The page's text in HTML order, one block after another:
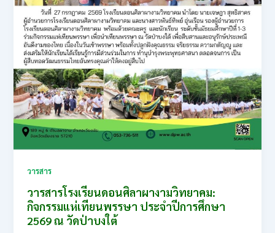
วารสาร
วารสารโรงเรียนดอนศิลาผางามวิทยาคม:
กิจกรรมแห่เทียนพรรษา ประจำปีการศึกษา
2569 ณ วัดป่าบงใต้